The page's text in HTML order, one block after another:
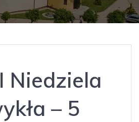
Niedziela
– 5